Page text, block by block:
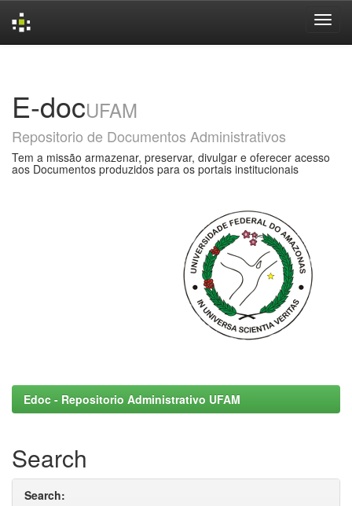
E-docUFAM
Repositorio de Documentos Administrativos
Tem a missão armazenar, preservar, divulgar e oferecer acesso
aos Documentos produzidos para os portais institucionais
Edoc - Repositorio Administrativo UFAM
Search
Search: